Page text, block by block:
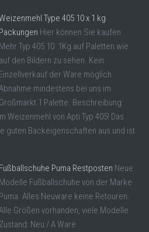
Type 405 10 x 1 kg
Packungen Hier können Sie kaufen
Mehr Typ 405 10 1Kg auf Paletten wie
auf den Bildern zu sehen. Kein
Einzellverkauf der Ware möglich.
mindestens bei uns im
Großmarkt 1 Palette. Beschreibung:
von Apti Typ 405! Das
guten Backeigenschaften aus und ist
Fußballschuhe Puma Restposten Neue
Modelle Fußballschuhe von der Marke
Puma. Alles Neuware keine Retouren.
Größen vorhanden, viele Modelle
Zustand: Neu / A Ware